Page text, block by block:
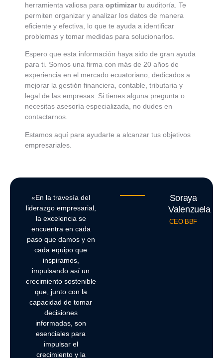
herramienta valiosa para optimizartu auditoría. Te
permiten organizar y analizar los datos de manera
eficiente y efectiva, lo que te ayuda a identificar
problemas y tomar medidas para solucionarlos.
Espero que esta información haya sido de gran ayuda
para ti. Somos una firma con más de 20 años de
experiencia en el mercado ecuatoriano, dedicados a
mejorar la gestión financiera, contable, tributaria y
legal de las empresas. Si tienes alguna pregunta o
necesitas asesoría especializada, no dudes en
contactarnos.
Estamos aquí para ayudarte a alcanzar tus objetivos
empresariales.
«En la travesía del
liderazgo empresarial,
la excelencia se
encuentra en cada
paso que damos y en
cada equipo que
inspiramos,
impulsando así un
crecimiento sostenible
que, junto con la
capacidad de tomar
decisiones
informadas, son
esenciales para
impulsar el
crecimiento y la
Soraya
Valenzuela
CEO BBF